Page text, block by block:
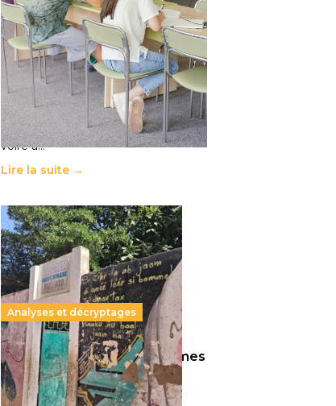
qui met à mal la promesse
républicaine
11 juillet 2026- National
Le projet de loi sur la régulation de
l’enseignement supérieur privé met
en lumière l’amplification d’un
système qui relègue l’acte
pédagogique au superfétatoire,
voire à…
Lire la suite →
Analyses et décryptages
258 millions d’enfants victimes
de la guerre, des chocs
climatiques et des